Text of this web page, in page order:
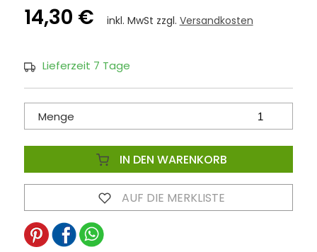
14,30 € inkl. MwSt zzgl. Versandkosten
Lieferzeit 7 Tage
Menge
IN DEN WARENKORB
AUF DIE MERKLISTE